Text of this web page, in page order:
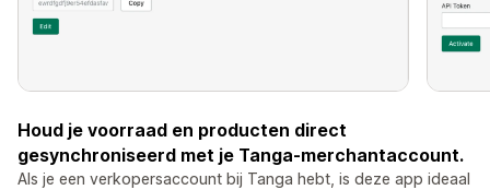
Houd je voorraad en producten direct
gesynchroniseerd met je Tanga-merchantaccount.
Als je een verkopersaccount bij Tanga hebt, is deze app ideaal